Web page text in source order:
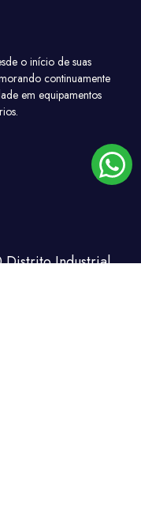
o início de suas
continuamente
em equipamentos
Distrito Industrial